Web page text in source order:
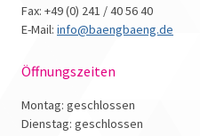
Fax: +49 (0) 241 / 40 56 40
E-Mail: info@baengbaeng.de
Öffnungszeiten
Montag: geschlossen
Dienstag: geschlossen